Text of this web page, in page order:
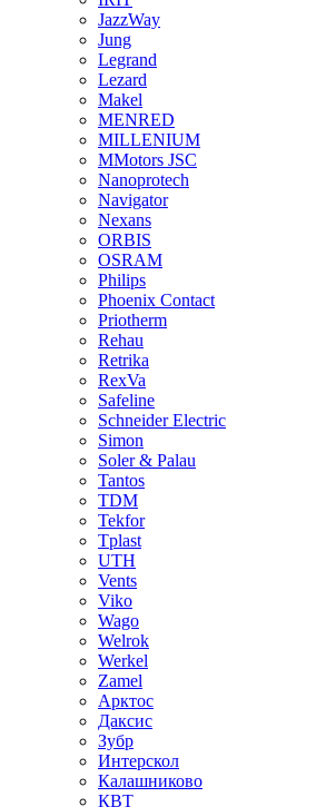
JazzWay
Jung
Legrand
Lezard
Makel
MENRED
MILLENIUM
MMotors JSC
Nanoprotech
Navigator
Nexans
ORBIS
OSRAM
Philips
Phoenix Contact
Priotherm
Rehau
Retrika
RexVa
Safeline
Schneider Electric
Simon
Soler & Palau
Tantos
TDM
Tekfor
Tplast
UTH
Vents
Viko
Wago
Welrok
Werkel
Zamel
Арктос
Даксис
Зубр
Интерскол
Калашниково
КВТ